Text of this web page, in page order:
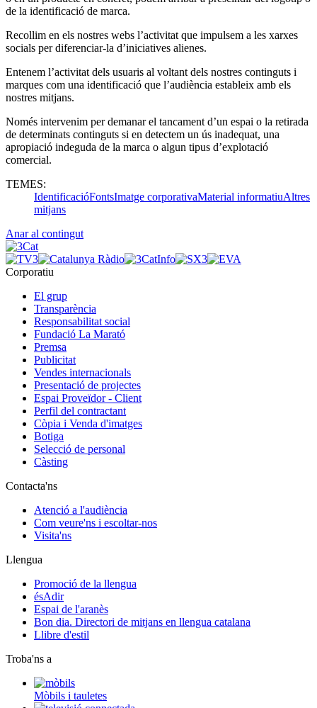
de la identificació de marca.
Recollim en els nostres webs l’activitat que impulsem a les xarxes
socials per diferenciar-la d’iniciatives alienes.
Entenem l’activitat dels usuaris al voltant dels nostres continguts i
marques com una identificació que l’audiència estableix amb els
nostres mitjans.
Només intervenim per demanar el tancament d’un espai o la retirada
de determinats continguts si en detectem un ús inadequat, una
apropiació indeguda de la marca o algun tipus d’explotació
comercial.
TEMES:
IdentificacióFontsImatge corporativaMaterial informatiuAltres
mitjans
Anar al contingut
Corporatiu
El grup
Transparència
Responsabilitat social
Fundació La Marató
Premsa
Publicitat
Vendes internacionals
Presentació de projectes
Espai Proveïdor - Client
Perfil del contractant
Còpia i Venda d'imatges
Botiga
Selecció de personal
Càsting
Contacta'ns
Atenció a l'audiència
Com veure'ns i escoltar-nos
Visita'ns
Llengua
Promoció de la llengua
ésAdir
Espai de l'aranès
Bon dia. Directori de mitjans en llengua catalana
Llibre d'estil
Troba'ns a
Mòbils i tauletes